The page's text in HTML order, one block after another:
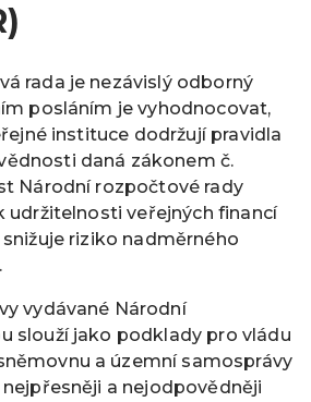
rada je nezávislý odborný
posláním je vyhodnocovat,
instituce dodržují pravidla
daná zákonem č.
Národní rozpočtové rady
udržitelnosti veřejných financí
riziko nadměrného
vydávané Národní
slouží jako podklady pro vládu
a územní samosprávy
a nejodpovědněji